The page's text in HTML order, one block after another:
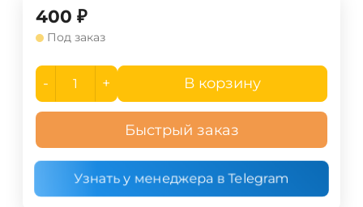
400 ₽
Под заказ
- + В корзину
Быстрый заказ
Узнать у менеджера в Telegram